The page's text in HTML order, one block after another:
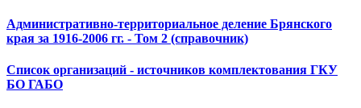
Административно-территориальное деление Брянского
края за 1916-2006 гг. - Том 2 (справочник)
Список организаций - источников комплектования ГКУ
БО ГАБО